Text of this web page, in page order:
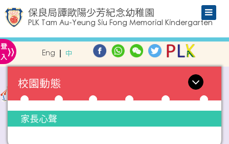
保良局譚歐陽少芳紀念幼稚園
PLK Tam Au-Yeung Siu Fong Memorial Kindergarten
登
入» Eng 中
校園動態
家長心聲